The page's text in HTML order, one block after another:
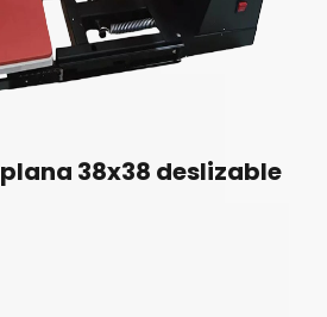
plana 38x38 deslizable